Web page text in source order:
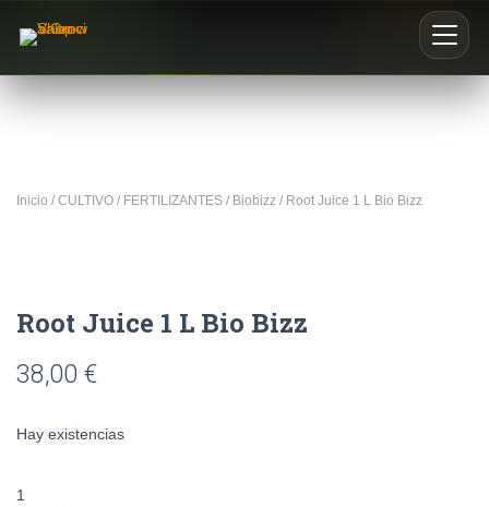
Inicio / CULTIVO / FERTILIZANTES / Biobizz / Root Juice 1 L Bio Bizz
Root Juice 1 L Bio Bizz
38,00 €
Hay existencias